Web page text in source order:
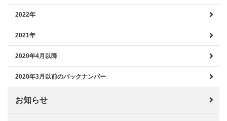
2022年
2021年
2020年4月以降
2020年3月以前のバックナンバー
お知らせ